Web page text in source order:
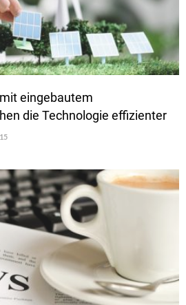
eingebautem
die Technologie effizienter